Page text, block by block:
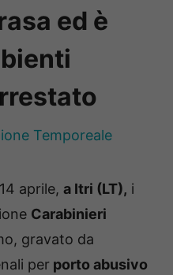
ed è
Temporeale
aprile, a Itri (LT), i
Carabinieri
gravato da
per porto abusivo